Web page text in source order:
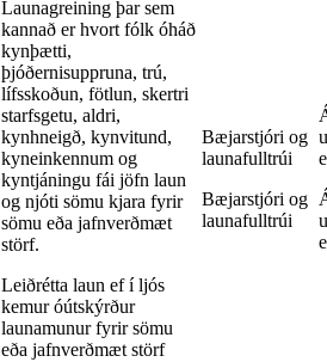
Launagreining þar sem
kannað er hvort fólk óháð
kynþætti,
þjóðernisuppruna, trú,
lífsskoðun, fötlun, skertri
starfsgetu, aldri,
kynhneigð, kynvitund,
kyneinkennum og
kyntjáningu fái jöfn laun
og njóti sömu kjara fyrir
sömu eða jafnverðmæt
störf.
Leiðrétta laun ef í ljós
kemur óútskýrður
launamunur fyrir sömu
eða jafnverðmæt störf
Bæjarstjóri og
launafulltrúi
Bæjarstjóri og
launafulltrúi